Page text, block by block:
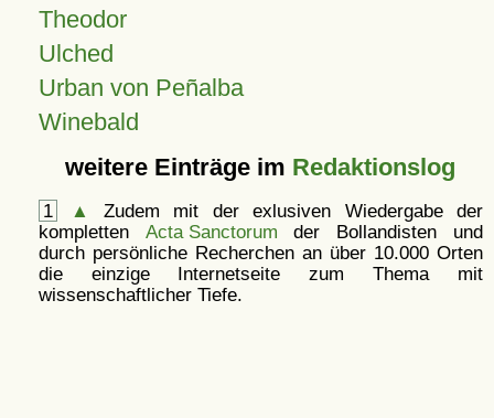
Theodor
Ulched
Urban von Peñalba
Winebald
weitere Einträge im Redaktionslog
1 ▲
Zudem mit der exlusiven Wiedergabe der
kompletten Acta Sanctorum der Bollandisten und
durch persönliche Recherchen an über 10.000 Orten
die einzige Internetseite zum Thema mit
wissenschaftlicher Tiefe.